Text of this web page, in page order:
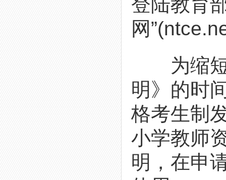
网
为缩短
明》的时
格考生制
小学教师
明，在申